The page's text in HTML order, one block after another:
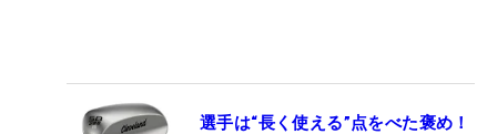
選手は“長く使える”点をべた褒め！